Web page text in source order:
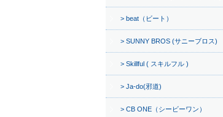
beat（ビート）
SUNNY BROS (サニーブロス)
Skillful ( スキルフル )
Ja-do(邪道)
CB ONE（シービーワン）